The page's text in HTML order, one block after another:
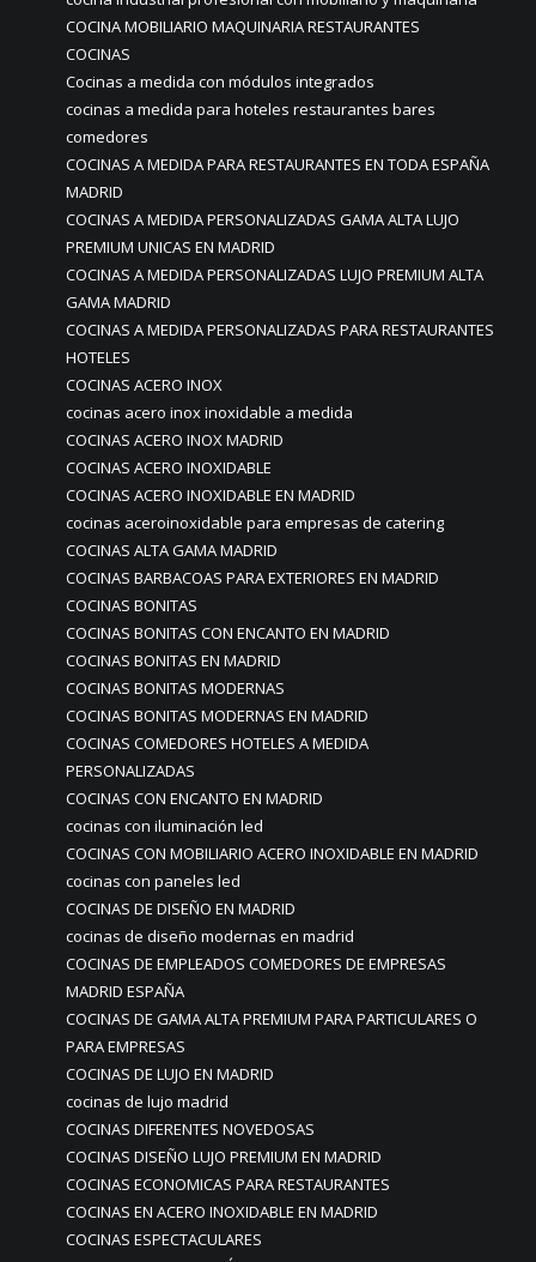
COCINA MOBILIARIO MAQUINARIA RESTAURANTES
COCINAS
Cocinas a medida con módulos integrados
cocinas a medida para hoteles restaurantes bares
comedores
COCINAS A MEDIDA PARA RESTAURANTES EN TODA ESPAÑA
MADRID
COCINAS A MEDIDA PERSONALIZADAS GAMA ALTA LUJO
PREMIUM UNICAS EN MADRID
COCINAS A MEDIDA PERSONALIZADAS LUJO PREMIUM ALTA
GAMA MADRID
COCINAS A MEDIDA PERSONALIZADAS PARA RESTAURANTES
HOTELES
COCINAS ACERO INOX
cocinas acero inox inoxidable a medida
COCINAS ACERO INOX MADRID
COCINAS ACERO INOXIDABLE
COCINAS ACERO INOXIDABLE EN MADRID
cocinas aceroinoxidable para empresas de catering
COCINAS ALTA GAMA MADRID
COCINAS BARBACOAS PARA EXTERIORES EN MADRID
COCINAS BONITAS
COCINAS BONITAS CON ENCANTO EN MADRID
COCINAS BONITAS EN MADRID
COCINAS BONITAS MODERNAS
COCINAS BONITAS MODERNAS EN MADRID
COCINAS COMEDORES HOTELES A MEDIDA
PERSONALIZADAS
COCINAS CON ENCANTO EN MADRID
cocinas con iluminación led
COCINAS CON MOBILIARIO ACERO INOXIDABLE EN MADRID
cocinas con paneles led
COCINAS DE DISEÑO EN MADRID
cocinas de diseño modernas en madrid
COCINAS DE EMPLEADOS COMEDORES DE EMPRESAS
MADRID ESPAÑA
COCINAS DE GAMA ALTA PREMIUM PARA PARTICULARES O
PARA EMPRESAS
COCINAS DE LUJO EN MADRID
cocinas de lujo madrid
COCINAS DIFERENTES NOVEDOSAS
COCINAS DISEÑO LUJO PREMIUM EN MADRID
COCINAS ECONOMICAS PARA RESTAURANTES
COCINAS EN ACERO INOXIDABLE EN MADRID
COCINAS ESPECTACULARES